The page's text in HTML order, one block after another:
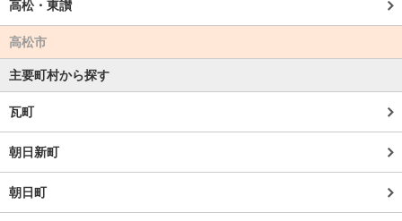
高松・東讃
高松市
主要町村から探す
瓦町
朝日新町
朝日町